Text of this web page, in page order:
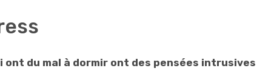
ont du mal à dormir ont des pensées intrusives